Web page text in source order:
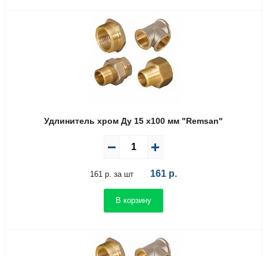
Удлинитель хром Ду 15 х100 мм "Remsan"
161 р. за шт 161 р.
В корзину